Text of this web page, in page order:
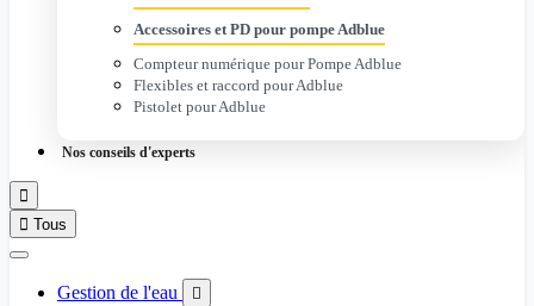
Accessoires et PD pour pompe Adblue
Compteur numérique pour Pompe Adblue
Flexibles et raccord pour Adblue
Pistolet pour Adblue
Nos conseils d'experts

 Tous
Gestion de l'eau 